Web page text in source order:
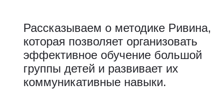
Рассказываем о методике Ривина,
которая позволяет организовать
эффективное обучение большой
группы детей и развивает их
коммуникативные навыки.